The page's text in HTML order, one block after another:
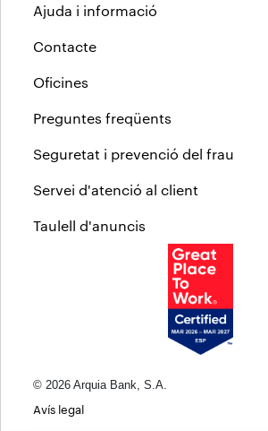
Ajuda i informació
Contacte
Oficines
Preguntes freqüents
Seguretat i prevenció del frau
Servei d'atenció al client
Taulell d'anuncis
© 2026 Arquia Bank, S.A.
Avís legal